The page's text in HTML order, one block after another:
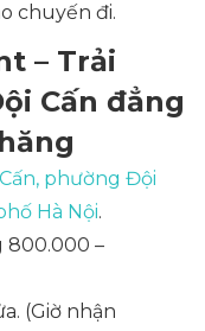
chuyến đi.
– Trải
Cấn đẳng
phường Đội
Hà Nội.
800.000 –
(Giờ nhận